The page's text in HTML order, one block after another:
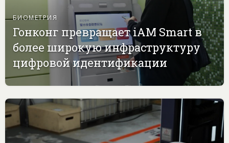
БИОМЕТРИЯ
Гонконг превращает iAM Smart в
более широкую инфраструктуру
цифровой идентификации